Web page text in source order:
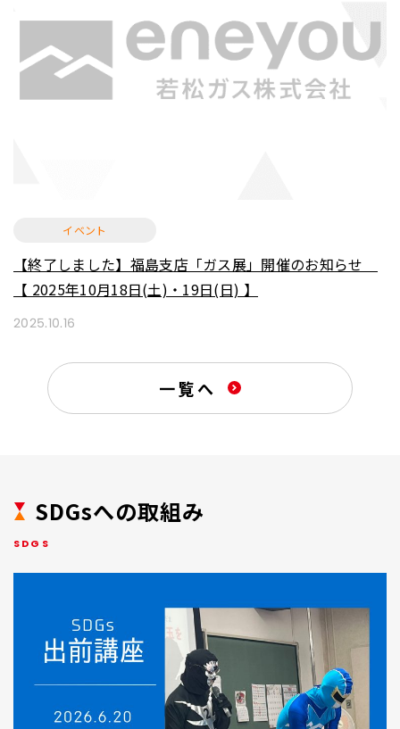
2025.10.16
イベント
【終了しました】福島支店「ガス展」開催のお知らせ
【 2025年10月18日(土)・19日(日) 】
一覧へ
SDGsへの取組み
SDGS